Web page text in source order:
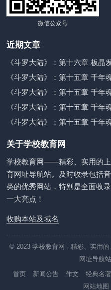
微信公众号
近期文章
《斗罗大陆》：第十六章 板晶
《斗罗大陆》：第十五章 千年
《斗罗大陆》：第十五章 千年
《斗罗大陆》：第十五章 千年
《斗罗大陆》：第十五章 千年
关于学校教育网
学校教育网——精彩、实用的
育网址导航站。及时收录包括
类的优秀网站，特别是全面收
一大亮点！
收购本站及域名
© 2023学校教育网 - 精彩、实用
网址导航站
首页
新闻公告 作文 经典名著
网站地图